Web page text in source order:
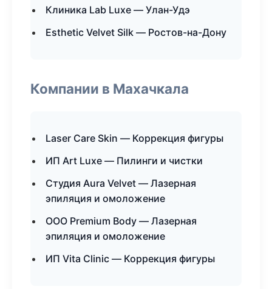
Клиника Lab Luxe — Улан-Удэ
Esthetic Velvet Silk — Ростов-на-Дону
Компании в Махачкала
Laser Care Skin — Коррекция фигуры
ИП Art Luxe — Пилинги и чистки
Студия Aura Velvet — Лазерная
эпиляция и омоложение
ООО Premium Body — Лазерная
эпиляция и омоложение
ИП Vita Clinic — Коррекция фигуры